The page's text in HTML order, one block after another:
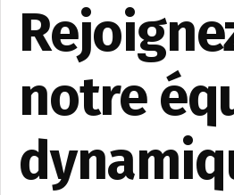
notre